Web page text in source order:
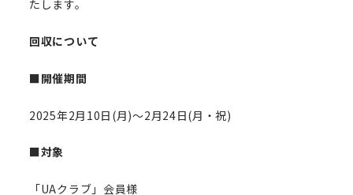
たします。
回収について
■開催期間
2025年2月10日(月)～2月24日(月・祝)
■対象
「UAクラブ」会員様